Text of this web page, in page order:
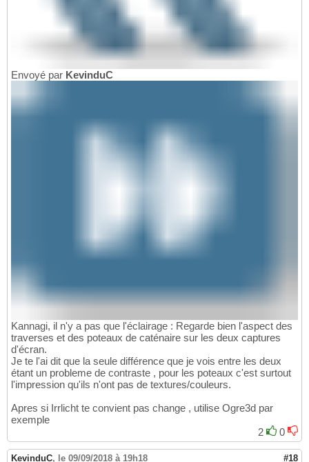
Envoyé par KevinduC
Kannagi, il n'y a pas que l'éclairage : Regarde bien l'aspect des
traverses et des poteaux de caténaire sur les deux captures
d'écran.
Je te l'ai dit que la seule différence que je vois entre les deux
étant un probleme de contraste , pour les poteaux c'est surtout
l'impression qu'ils n'ont pas de textures/couleurs.
Apres si Irrlicht te convient pas change , utilise Ogre3d par
exemple
2
0
KevinduC, le 09/09/2018 à 19h18 #18